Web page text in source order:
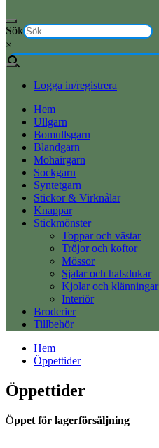
Sök
×
Logga in/registrera
Hem
Ullgarn
Bomullsgarn
Blandgarn
Mohairgarn
Sockgarn
Syntetgarn
Stickor & Virknålar
Knappar
Stickmönster
Toppar och västar
Tröjor och koftor
Mössor
Sjalar och halsdukar
Kjolar och klänningar
Interiör
Broderier
Tillbehör
Hem
Öppettider
Öppettider
Öppet för lagerförsäljning